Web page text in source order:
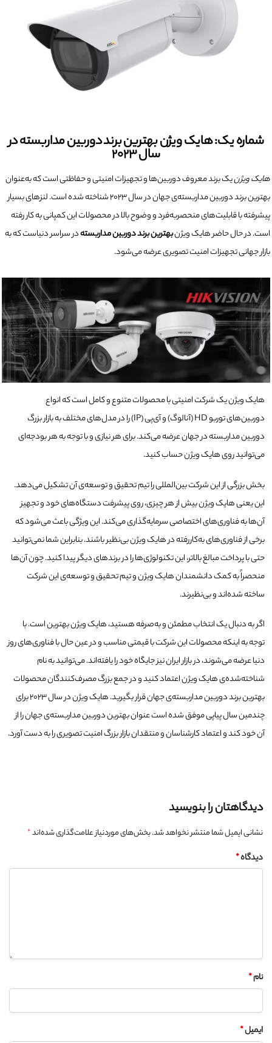
شماره یک: هایک ویژن بهترین برند دوربین مداربسته در
سال ۲۰۲۳
هایک ویژنیک برند معروف دوربین‌ها و تجهیزات امنیتی و حفاظتی است که به‌عنوان
بهترین برند دوربین مداربسته‌ی جهان در سال ۲۰۲۳ شناخته شده است. لنزهای بسیار
پیشرفته با قابلیت‌های منحصربه‌فرد و وضوح بالا در محصولات این کمپانی به کار رفته
است. در حال حاضر هایک ویژنبهترین برند دوربین مداربستهدر سراسر دنیاست که به
بازار جهانی تجهیزات امنیت تصویری عرضه می‌شود.
هایک ویژن یک شرکت امنیتی با محصولات متنوع و کامل است که انواع
دوربین‌های توربو HD (آنالوگ) و آی‌پی (IP) را در مدل‌های مختلف به بازار بزرگ
دوربین مداربسته در جهان عرضه می‌کند. برای هر نیازی و با توجه به هر بودجه‌ای
می‌توانید روی هایک ویژن حساب کنید.
بخش بزرگی از این شرکت بین‌المللی را تیم تحقیق و توسعه‌ی آن تشکیل می‌دهد.
این یعنی هایک ویژن بیش از هر چیزی، روی پیشرفت دستگاه‌های خود و تجهیز
آن‌ها به فناوری‌های اختصاصی سرمایه‌گذاری می‌کند. این ویژگی باعث می‌شود که
برخی از فناوری‌های به‌کاررفته در هایک ویژن بی‌نظیر باشند. بنابراین شما نمی‌توانید
حتی با پرداخت مبالغ بالاتر، این تکنولوژی‌ها را در برندهای دیگر پیدا کنید. چون آن‌ها
منحصراً‌ به کمک دانشمندان هایک ویژن و تیم تحقیق و توسعه‌ی این شرکت
ساخته شده‌اند و بی‌نظیرند.
اگر به دنبال یک انتخاب مطمئن و به‌صرفه هستید، هایک ویژن بهترین است. با
توجه به اینکه محصولات این شرکت با قیمتی مناسب و در عین حال با فناوری‌های روز
دنیا عرضه می‌شوند، در بازار ایران نیز جایگاه خود را یافته‌اند. می‌توانید به نام
شناخته‌شده‌ی هایک ویژن اعتماد کنید و در جمع بزرگ مصرف‌کنندگان محصولات
بهترین برند دوربین مداربسته‌ی جهان قرار بگیرید. هایک ویژن در سال ۲۰۲۳ برای
چندمین سال پیاپی موفق شده است عنوان بهترین دوربین مداربسته‌ی جهان را از
آن خود کند و اعتماد کارشناسان و منتقدان بازار بزرگ امنیت تصویری را به دست آورد.
دیدگاهتان را بنویسید
نشانی ایمیل شما منتشر نخواهد شد.بخش‌های موردنیاز علامت‌گذاری شده‌اند*
دیدگاه*
نام*
ایمیل*